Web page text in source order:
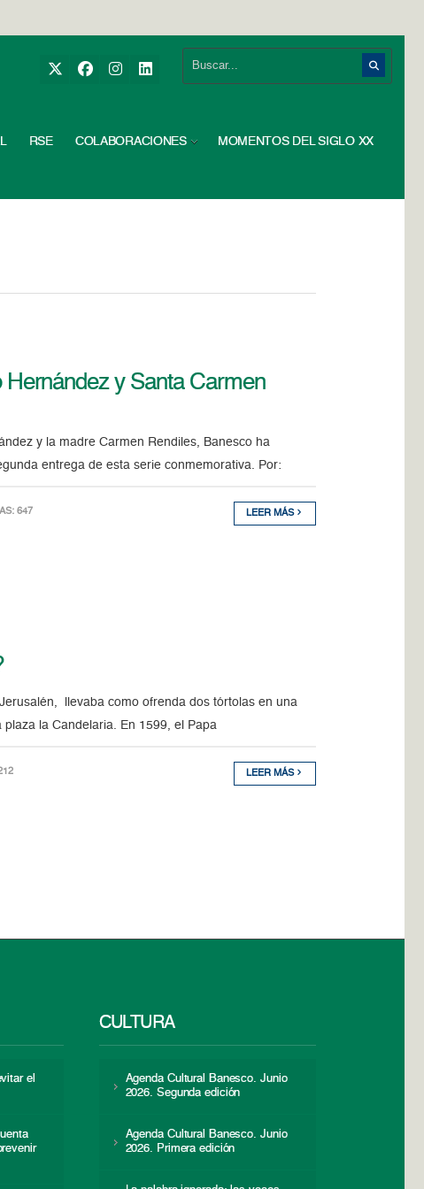
RSE COLABORACIONES MOMENTOS DEL SIGLO XX
y Santa Carmen
y la madre Carmen Rendiles, Banesco ha
entrega de esta serie conmemorativa. Por:
647 LEER MÁS
llevaba como ofrenda dos tórtolas en una
la Candelaria. En 1599, el Papa
LEER MÁS
el
CULTURA
Agenda Cultural Banesco. Junio
2026. Segunda edición
Agenda Cultural Banesco. Junio
2026. Primera edición